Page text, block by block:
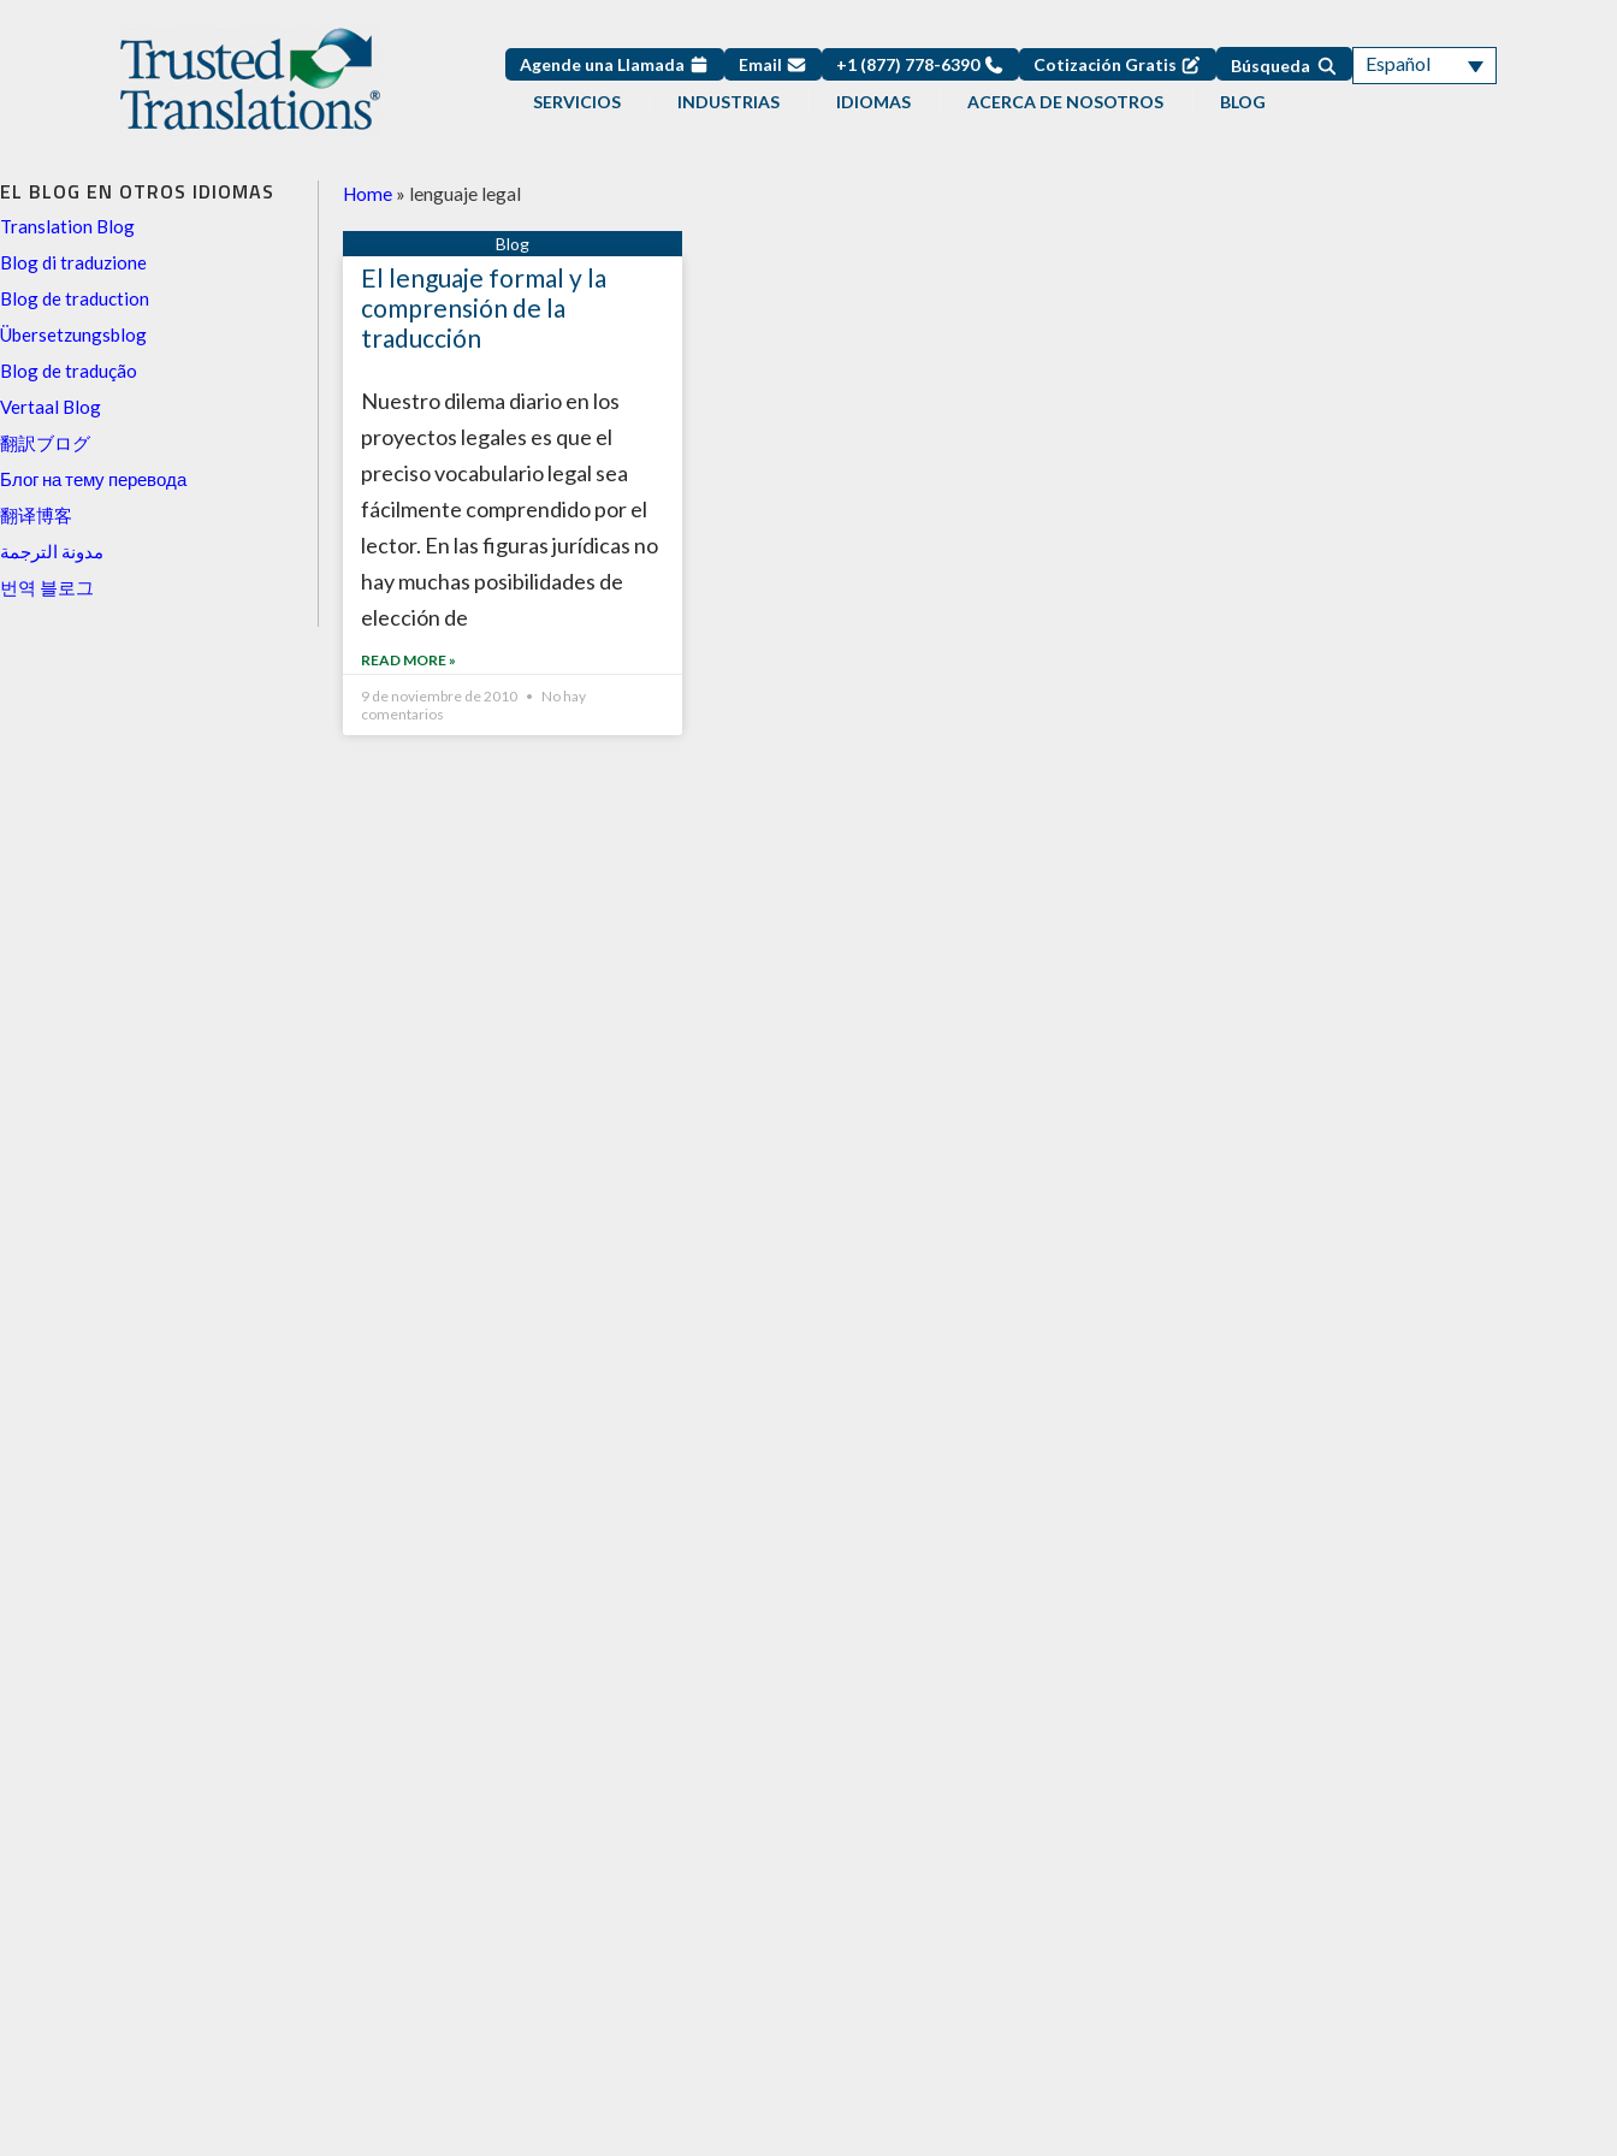
Agende una Llamada Email +1 (877) 778-6390 Cotización Gratis Búsqueda Español
SERVICIOS INDUSTRIAS IDIOMAS ACERCA DE NOSOTROS BLOG
EL BLOG EN OTROS IDIOMAS
Translation Blog
Blog di traduzione
Blog de traduction
Übersetzungsblog
Blog de tradução
Vertaal Blog
翻訳ブログ
Блог на тему перевода
翻译博客
مدونة الترجمة
번역 블로그
Home » lenguaje legal
El lenguaje formal y la
comprensión de la
traducción
Nuestro dilema diario en los
proyectos legales es que el
preciso vocabulario legal sea
fácilmente comprendido por el
lector. En las figuras jurídicas no
hay muchas posibilidades de
elección de
READ MORE »
9 de noviembre de 2010
No hay
comentarios